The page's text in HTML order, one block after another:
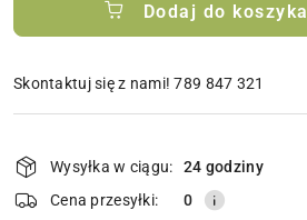
Dodaj do koszyka
Skontaktuj się z nami! 789 847 321
i
dostawa
Wysyłka w ciągu:
24 godziny
Cena przesyłki:
0